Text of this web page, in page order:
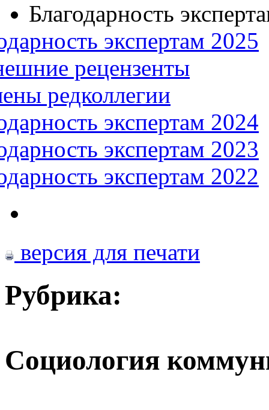
Благодарность
экспертам 2025
рецензенты
редколлегии
экспертам 2024
экспертам 2023
экспертам 2022
версия для печати
Рубрика:
Социология